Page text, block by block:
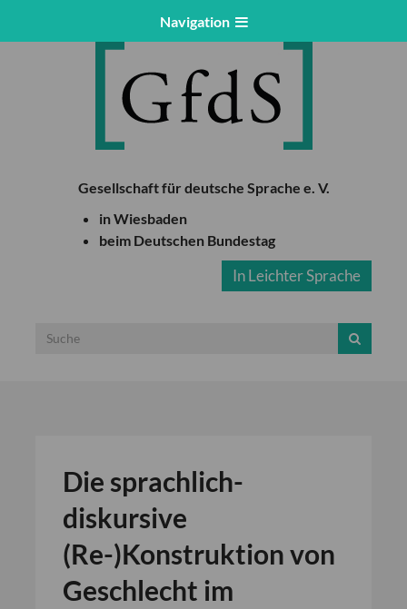
Navigation
Gesellschaft für deutsche Sprache e. V.
in Wiesbaden
beim Deutschen Bundestag
In Leichter Sprache
Die sprachlich-
diskursive
(Re-)Konstruktion von
Geschlecht im